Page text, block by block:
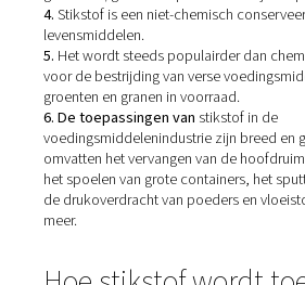
Voordelen van
Als inert gas heeft stikstof vele